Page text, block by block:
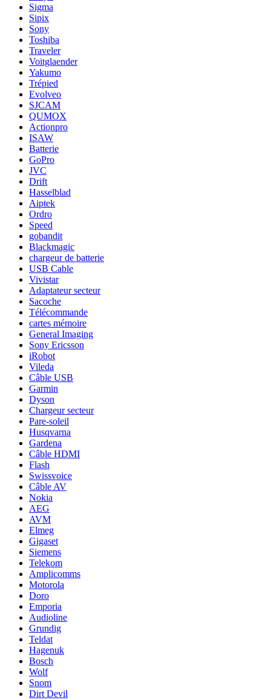
Sigma
Sipix
Sony
Toshiba
Traveler
Voitglaender
Yakumo
Trépied
Evolveo
SJCAM
QUMOX
Actionpro
ISAW
Batterie
GoPro
JVC
Drift
Hasselblad
Aiptek
Ordro
Speed
gobandit
Blackmagic
chargeur de batterie
USB Cable
Vivistar
Adaptateur secteur
Sacoche
Télécommande
cartes mémoire
General Imaging
Sony Ericsson
iRobot
Vileda
Câble USB
Garmin
Dyson
Chargeur secteur
Pare-soleil
Husqvarna
Gardena
Câble HDMI
Flash
Swissvoice
Câble AV
Nokia
AEG
AVM
Elmeg
Gigaset
Siemens
Telekom
Amplicomms
Motorola
Doro
Emporia
Audioline
Grundig
Teldat
Hagenuk
Bosch
Wolf
Snom
Dirt Devil